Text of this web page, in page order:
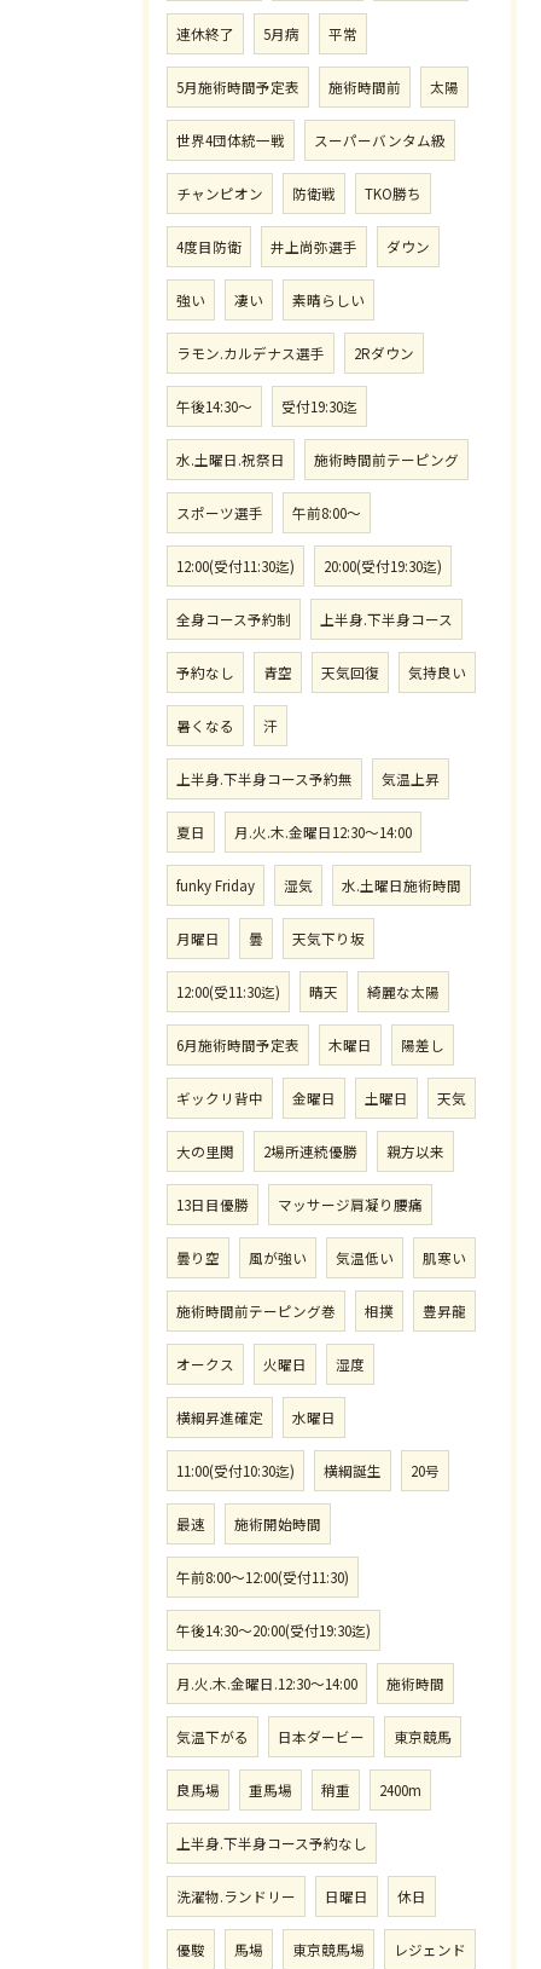
連休終了 5月病 平常
5月施術時間予定表 施術時間前 太陽
世界4団体統一戦 スーパーバンタム級
チャンピオン 防衛戦 TKO勝ち
4度目防衛 井上尚弥選手 ダウン
強い 凄い 素晴らしい
ラモン.カルデナス選手 2Rダウン
午後14:30〜 受付19:30迄
水.土曜日.祝祭日 施術時間前テーピング
スポーツ選手 午前8:00〜
12:00(受付11:30迄) 20:00(受付19:30迄)
全身コース予約制 上半身.下半身コース
予約なし 青空 天気回復 気持良い
暑くなる 汗
上半身.下半身コース予約無 気温上昇
夏日 月.火.木.金曜日12:30〜14:00
funky Friday 湿気 水.土曜日施術時間
月曜日 曇 天気下り坂
12:00(受11:30迄) 晴天 綺麗な太陽
6月施術時間予定表 木曜日 陽差し
ギックリ背中 金曜日 土曜日 天気
大の里関 2場所連続優勝 親方以来
13日目優勝 マッサージ肩凝り腰痛
曇り空 風が強い 気温低い 肌寒い
施術時間前テーピング巻 相撲 豊昇龍
オークス 火曜日 湿度
横綱昇進確定 水曜日
11:00(受付10:30迄) 横綱誕生 20号
最速 施術開始時間
午前8:00〜12:00(受付11:30)
午後14:30〜20:00(受付19:30迄)
月.火.木.金曜日.12:30〜14:00 施術時間
気温下がる 日本ダービー 東京競馬
良馬場 重馬場 稍重 2400m
上半身.下半身コース予約なし
洗濯物.ランドリー 日曜日 休日
優駿 馬場 東京競馬場 レジェンド